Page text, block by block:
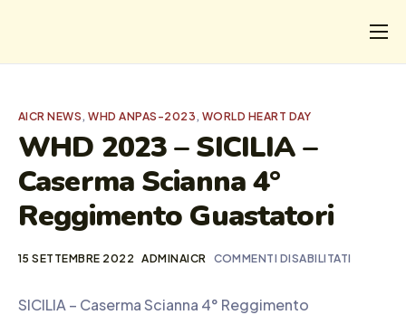
CHI
I SALVATI
FORMAZIONE
PROGETTI
NEWS
AICR NEWS,WHD ANPAS-2023, WORLD HEART DAY
WHD 2023 – SICILIA –
Caserma Scianna 4°
Reggimento Guastatori
15 SETTEMBRE 2022 ADMINAICR COMMENTI DISABILITATI
SICILIA – Caserma Scianna 4° Reggimento